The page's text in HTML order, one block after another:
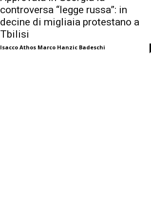
controversa “legge russa”: in
decine di migliaia protestano a
Tbilisi
Isacco Athos Marco Hanzic Badeschi